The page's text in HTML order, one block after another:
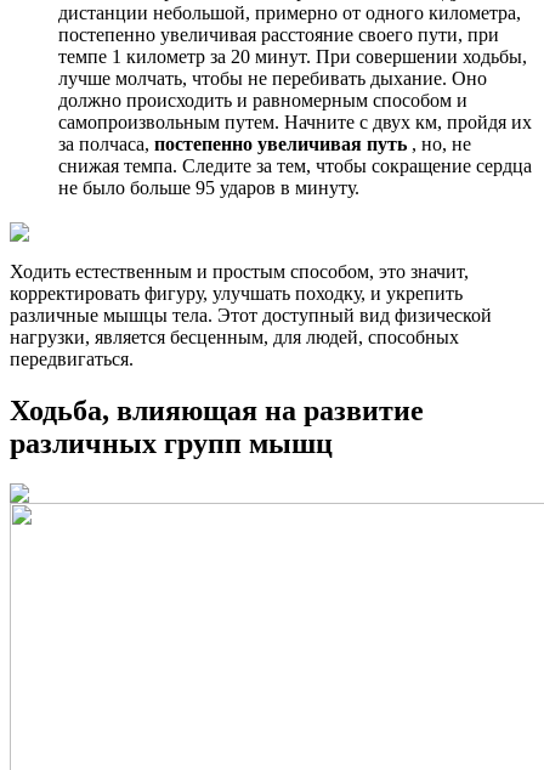
дистанции небольшой, примерно от одного километра,
постепенно увеличивая расстояние своего пути, при
темпе 1 километр за 20 минут. При совершении ходьбы,
лучше молчать, чтобы не перебивать дыхание. Оно
должно происходить и равномерным способом и
самопроизвольным путем. Начните с двух км, пройдя их
за полчаса, постепенно увеличивая путь , но, не
снижая темпа. Следите за тем, чтобы сокращение сердца
не было больше 95 ударов в минуту.
Ходить естественным и простым способом, это значит,
корректировать фигуру, улучшать походку, и укрепить
различные мышцы тела. Этот доступный вид физической
нагрузки, является бесценным, для людей, способных
передвигаться.
Ходьба, влияющая на развитие
различных групп мышц